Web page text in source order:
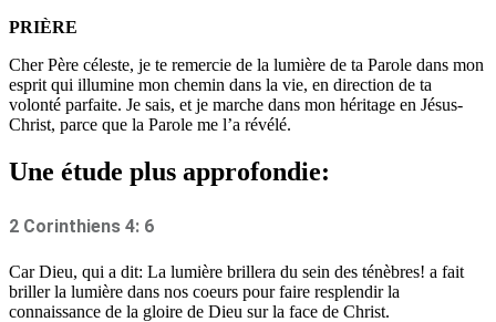
PRIÈRE
Cher Père céleste, je te remercie de la lumière de ta Parole dans mon
esprit qui illumine mon chemin dans la vie, en direction de ta
volonté parfaite. Je sais, et je marche dans mon héritage en Jésus-
Christ, parce que la Parole me l’a révélé.
Une étude plus approfondie:
2 Corinthiens 4: 6
Car Dieu, qui a dit: La lumière brillera du sein des ténèbres! a fait
briller la lumière dans nos coeurs pour faire resplendir la
connaissance de la gloire de Dieu sur la face de Christ.